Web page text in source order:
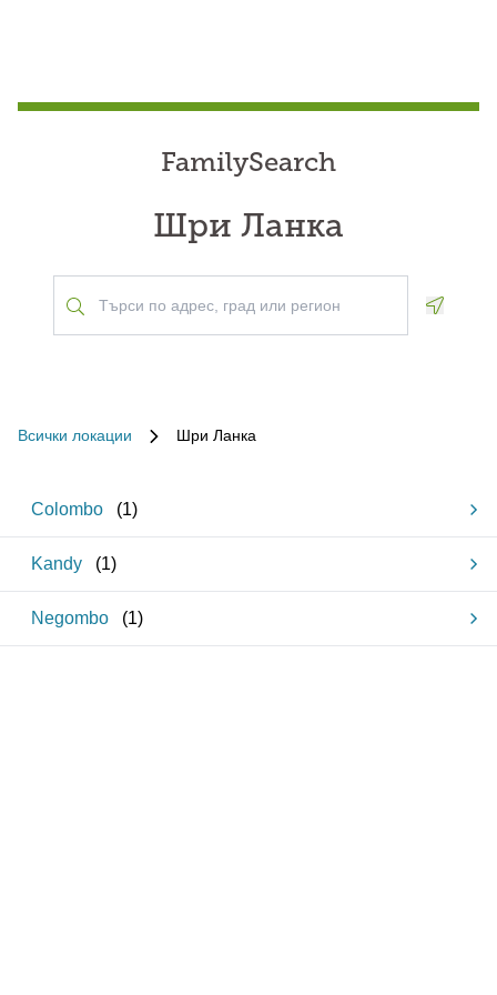
FamilySearch
Шри Ланка
Всички локации Шри Ланка
Colombo (1)
Kandy (1)
Negombo (1)